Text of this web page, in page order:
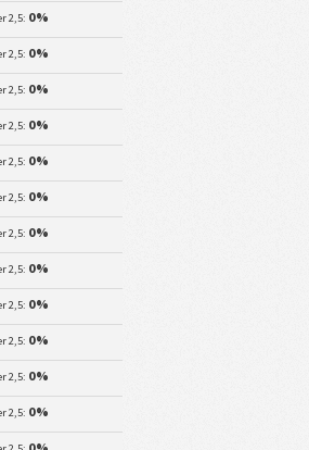
2,5: 0%
2,5: 0%
2,5: 0%
2,5: 0%
2,5: 0%
2,5: 0%
2,5: 0%
2,5: 0%
2,5: 0%
2,5: 0%
2,5: 0%
2,5: 0%